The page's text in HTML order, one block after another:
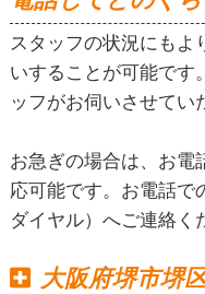
スタッフの状況にもよ
いすることが可能です
ッフがお伺いさせてい
お急ぎの場合は、お電
応可能です。お電話で
ダイヤル）へご連絡く
大阪府堺市堺